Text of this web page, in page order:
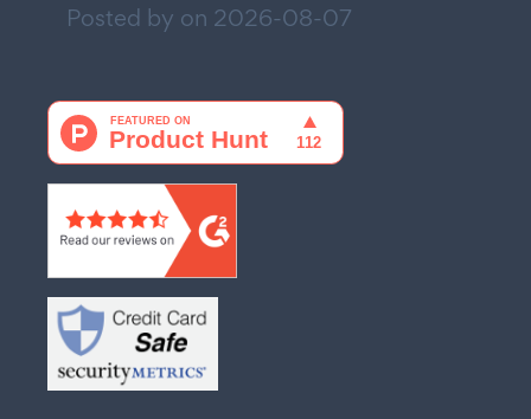
Posted by on 2026-08-07